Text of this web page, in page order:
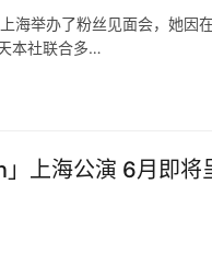
海举办了粉丝见面会，她因
本社联合多…
上海公演 6月即将